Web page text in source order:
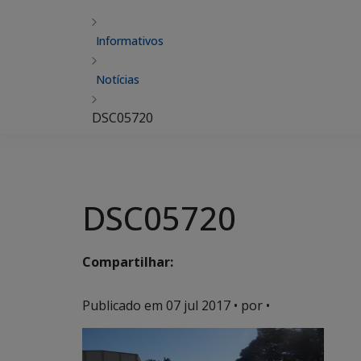
Informativos
Notícias
DSC05720
DSC05720
Compartilhar:
Publicado em 07 jul 2017 • por •